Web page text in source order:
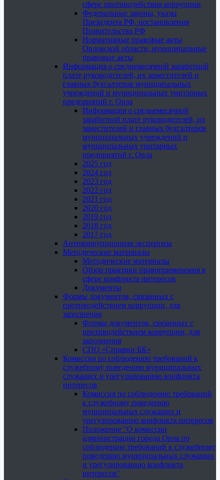
сфере противодействия коррупции
Федеральные законы, указы
Президента РФ, постановления
Правительства РФ
Нормативные правовые акты
Орловской области, муниципальные
правовые акты
Информация о среднемесячной заработной
плате руководителей, их заместителей и
главных бухгалтеров муниципальных
учреждений и муниципальных унитарных
предприятий г. Орла
Информация о среднемесячной
заработной плате руководителей, их
заместителей и главных бухгалтеров
муниципальных учреждений и
муниципальных унитарных
предприятий г. Орла
2025 год
2024 год
2023 год
2022 год
2021 год
2020 год
2019 год
2018 год
2017 год
Антикоррупционная экспертиза
Методические материалы
Методические материалы
Обзор практики правоприменения в
сфере конфликта интересов
Документы
Формы документов, связанных с
противодействием коррупции, для
заполнения
Формы документов, связанных с
противодействием коррупции, для
заполнения
СПО «Справки БК»
Комиссия по соблюдению требований к
служебному поведению муниципальных
служащих и урегулированию конфликта
интересов
Комиссия по соблюдению требований
к служебному поведению
муниципальных служащих и
урегулированию конфликта интересов
Положение "О комиссии
администрации города Орла по
соблюдению требований к служебному
поведению муниципальных служащих
и урегулированию конфликта
интересов"